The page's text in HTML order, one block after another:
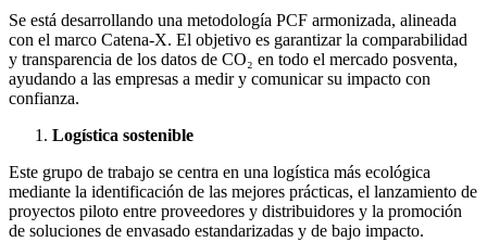
Se está desarrollando una metodología PCF armonizada, alineada
con el marco Catena-X. El objetivo es garantizar la comparabilidad
y transparencia de los datos de CO₂ en todo el mercado posventa,
ayudando a las empresas a medir y comunicar su impacto con
confianza.
Logística sostenible
Este grupo de trabajo se centra en una logística más ecológica
mediante la identificación de las mejores prácticas, el lanzamiento de
proyectos piloto entre proveedores y distribuidores y la promoción
de soluciones de envasado estandarizadas y de bajo impacto.